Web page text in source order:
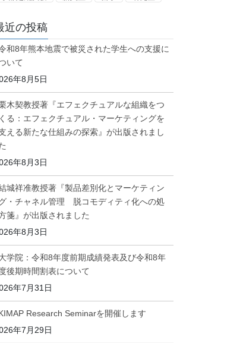
近の投稿
和8年熊本地震で被災された学生への支援に
いて
年8月5日
木契教授著『エフェクチュアルな組織をつ
くる：エフェクチュアル・マーケティングを
える新たな仕組みの探索』が出版されまし
年8月3日
城祥准教授著『製品差別化とマーケティン
・チャネル管理 脱コモディティ化への処
箋』が出版されました
年8月3日
学院：令和8年度前期成績発表及び令和8年
度後期時間割表について
年7月31日
Research Seminarを開催します
年7月29日